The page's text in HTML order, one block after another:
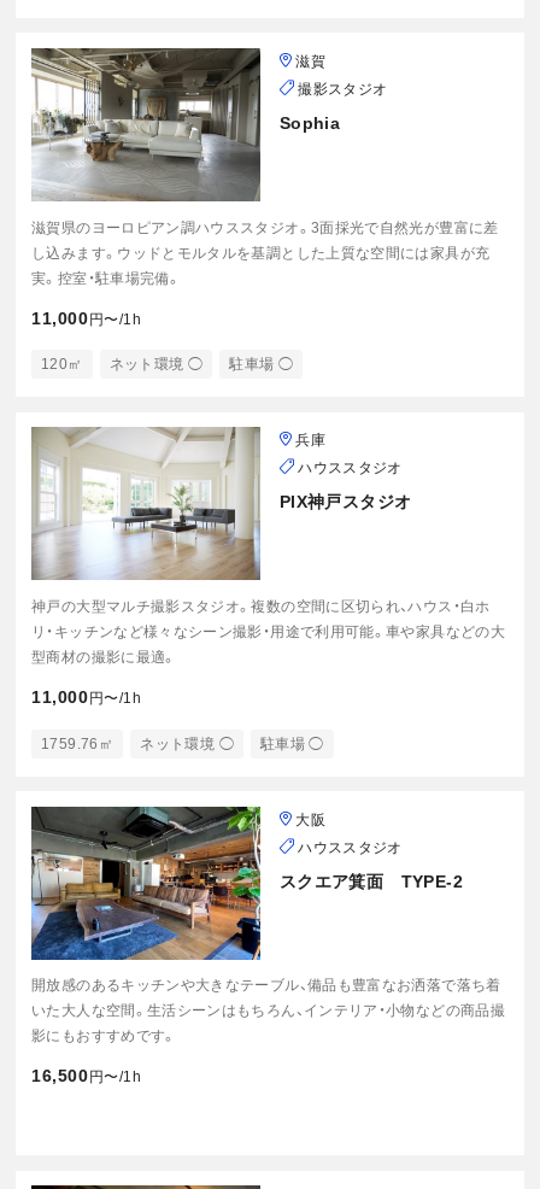
滋賀
撮影スタジオ
Sophia
滋賀県のヨーロピアン調ハウススタジオ。3面採光で自然光が豊富に差
し込みます。ウッドとモルタルを基調とした上質な空間には家具が充
実。控室・駐車場完備。
11,000円〜/1h
120㎡ ネット環境 ◯ 駐車場 ◯
兵庫
ハウススタジオ
PIX神戸スタジオ
神戸の大型マルチ撮影スタジオ。複数の空間に区切られ、ハウス・白ホ
リ・キッチンなど様々なシーン撮影・用途で利用可能。車や家具などの大
型商材の撮影に最適。
11,000 円〜/1h
1759.76㎡ ネット環境 ◯ 駐車場 ◯
大阪
ハウススタジオ
スクエア箕面 TYPE-2
開放感のあるキッチンや大きなテーブル、備品も豊富なお洒落で落ち着
いた大人な空間。生活シーンはもちろん、インテリア・小物などの商品撮
影にもおすすめです。
16,500 円〜/1h